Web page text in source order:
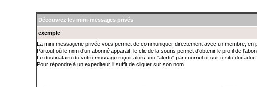
Découvrez les mini-messages privés
exemple
La mini-messagerie privée vous permet de communiquer directement avec un membre, en
Partout où le nom d'un abonné apparait, le clic de la souris permet d'obtenir le profil de
Le destinataire de votre message reçoit alors une "alerte" par courriel et sur le site
Pour répondre à un expediteur, il suffit de cliquer sur son nom.